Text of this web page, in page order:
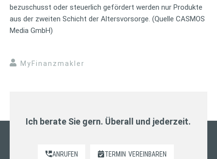
bezuschusst oder steuerlich gefördert werden nur Produkte
aus der zweiten Schicht der Altersvorsorge. (Quelle CASMOS
Media GmbH)
MyFinanzmakler
Ich berate Sie gern. Überall und jederzeit.
ANRUFEN TERMIN VEREINBAREN